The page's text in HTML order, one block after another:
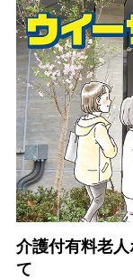
介護付有料老
て